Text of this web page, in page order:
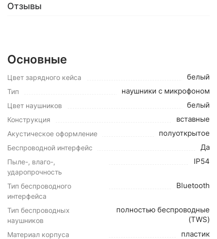
Отзывы
Основные
Цвет зарядного кейса белый
Тип наушники с микрофоном
Цвет наушников белый
Конструкция вставные
Акустическое оформление полуоткрытое
Беспроводной интерфейс Да
Пыле-, влаго-,
ударопрочность
IP54
Тип беспроводного
интерфейса
Bluetooth
Тип беспроводных
наушников
полностью беспроводные
(TWS)
Материал корпуса
пластик